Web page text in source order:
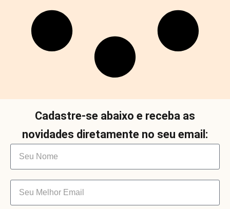
Cadastre-se abaixo e receba as
novidades diretamente no seu email: